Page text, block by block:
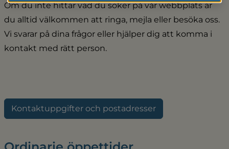
Om du inte hittar vad du söker på vår webbplats är
du alltid välkommen att ringa, mejla eller besöka oss.
Vi svarar på dina frågor eller hjälper dig att komma i
kontakt med rätt person.
Kontaktuppgifter och postadresser